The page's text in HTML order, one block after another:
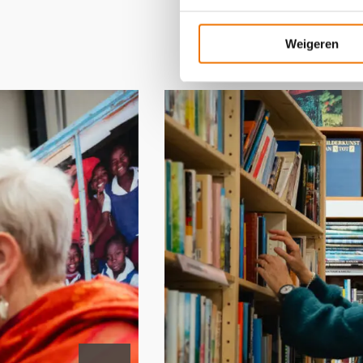
Weigeren